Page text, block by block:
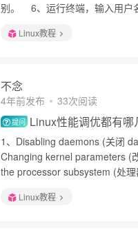
别。 6、运行终端，输入用户
Linux教程
不念
4年前发布 33次阅读
提问 Linux性能调优都有哪
1、Disabling daemons (关闭
Changing kernel parameters (
the processor subsystem (处
Linux教程